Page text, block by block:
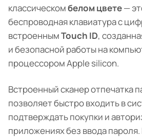
классическомбелом цвете—
беспроводная клавиатура с
встроеннымTouch ID,
и безопасной работы на
процессором Apple silicon.
Встроенный сканер отпечатка
позволяет быстро входить в
подтверждать покупки и
приложениях без ввода